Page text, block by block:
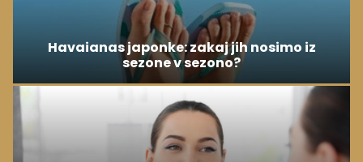
Havaianas japonke: zakaj jih nosimo iz
sezone v sezono?